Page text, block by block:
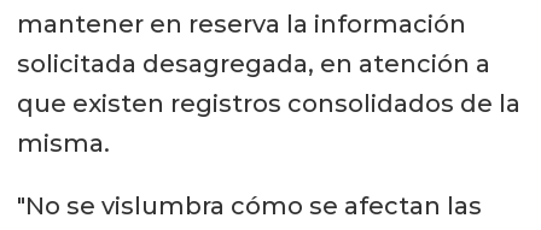
mantener en reserva la información
solicitada desagregada, en atención a
que existen registros consolidados de la
misma.
"No se vislumbra cómo se afectan las